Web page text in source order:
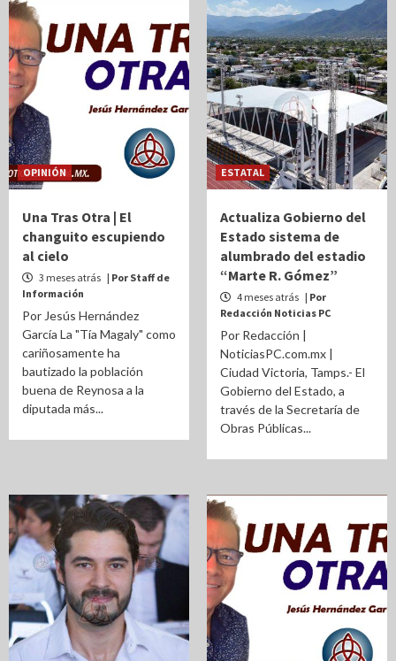
OPINIÓN
Una Tras Otra | El
changuito escupiendo
al cielo
3 meses atrás | Por Staff de
Información
Por Jesús Hernández
García La "Tía Magaly" como
cariñosamente ha
bautizado la población
buena de Reynosa a la
diputada más...
ESTATAL
Actualiza Gobierno del
Estado sistema de
alumbrado del estadio
“Marte R. Gómez”
4 meses atrás | Por
Redacción Noticias PC
Por Redacción |
NoticiasPC.com.mx |
Ciudad Victoria, Tamps.- El
Gobierno del Estado, a
través de la Secretaría de
Obras Públicas...